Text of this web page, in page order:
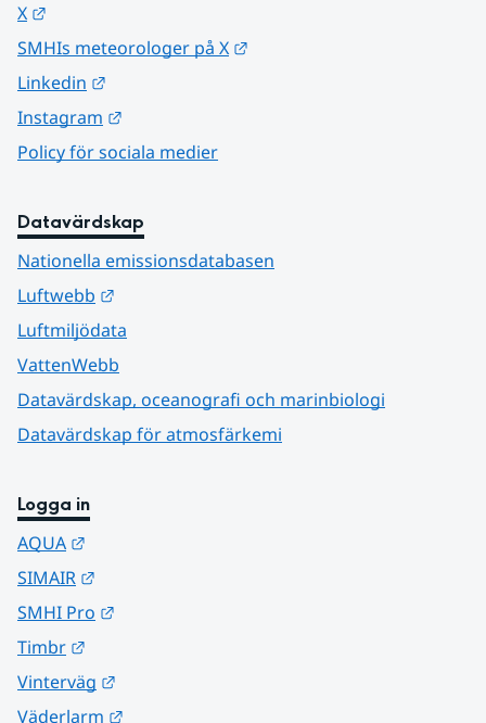
X
SMHIs meteorologer på X
Linkedin
Instagram
Policy för sociala medier
Datavärdskap
Nationella emissionsdatabasen
Luftwebb
Luftmiljödata
VattenWebb
Datavärdskap, oceanografi och marinbiologi
Datavärdskap för atmosfärkemi
Logga in
AQUA
SIMAIR
SMHI Pro
Timbr
Vinterväg
Väderlarm